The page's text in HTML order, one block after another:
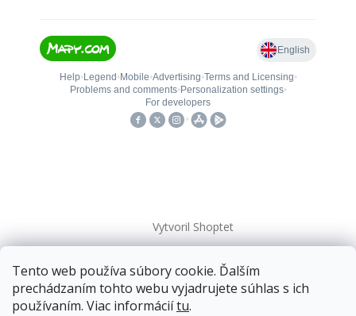
Tento web používa súbory cookie. Ďalším
prechádzaním tohto webu vyjadrujete súhlas s ich
používaním. Viac informáciítu.
Vytvoril Shoptet
Copyright 2026kovanieplus. Všetky práva vyhradené.